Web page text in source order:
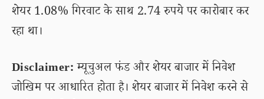
शेयर 1.08% गिरवाट के साथ 2.74 रुपये पर कारोबार कर
रहा था।
Disclaimer:म्यूचुअल फंड और शेयर बाजार में निवेश
जोखिम पर आधारित होता है। शेयर बाजार में निवेश करने से